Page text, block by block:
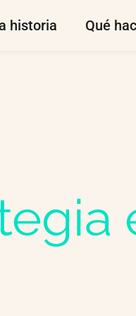
historia Qué